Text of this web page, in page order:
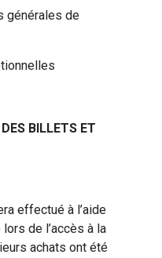
générales de
BILLETS ET
effectué à l’aide
de l’accès à la
achats ont été